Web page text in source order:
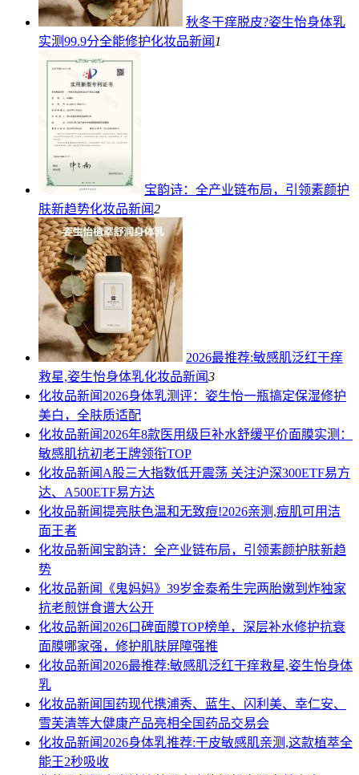
秋冬干痒脱皮?姿生怡身体乳
实测99.9分全能修护化妆品新闻1
宝韵诗：全产业链布局，引领素颜护
肤新趋势化妆品新闻2
2026最推荐:敏感肌泛红干痒
救星,姿生怡身体乳化妆品新闻3
化妆品新闻2026身体乳测评：姿生怡一瓶搞定保湿修护
美白，全肤质适配
化妆品新闻2026年8款医用级巨补水舒缓平价面膜实测：
敏感肌抗初老王牌领衔TOP
化妆品新闻A股三大指数低开震荡 关注沪深300ETF易方
达、A500ETF易方达
化妆品新闻提亮肤色温和无致痘!2026亲测,痘肌可用洁
面王者
化妆品新闻 宝韵诗：全产业链布局，引领素颜护肤新趋
势
化妆品新闻
《鬼妈妈》39岁金泰希生完两胎嫩到炸独家
抗老煎饼食谱大公开
化妆品新闻2026口碑面膜TOP榜单，深层补水修护抗衰
面膜哪家强，修护肌肤屏障强推
化妆品新闻2026最推荐:敏感肌泛红干痒救星,姿生怡身体
乳
化妆品新闻 国药现代携浦秀、蓝生、闪利美、幸仁安、
雪芙清等大健康产品亮相全国药品交易会
化妆品新闻2026身体乳推荐:干皮敏感肌亲测,这款植萃全
能王2秒吸收